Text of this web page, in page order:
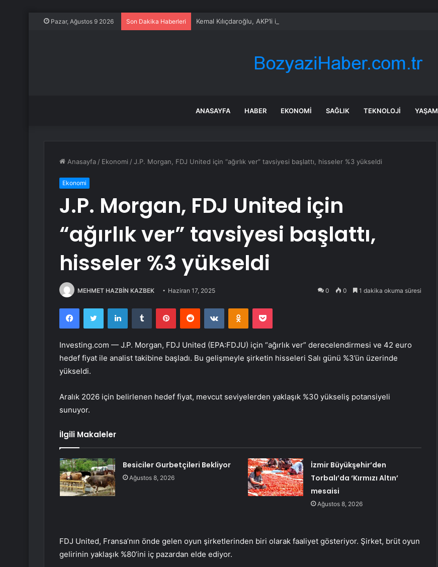
Pazar, Ağustos 9 2026 Son Dakika Haberleri Kemal Kılıçdaroğlu, AKP’li isimle birlikte nikah şahitliği yaptı
ANASAYFA HABER EKONOMI SAĞLIK TEKNOLOJI YAŞAM
Anasayfa / Ekonomi /J.P. Morgan, FDJ United için “ağırlık ver” tavsiyesi başlattı, hisseler %3 yükseldi
Ekonomi
J.P. Morgan, FDJ United için
“ağırlık ver” tavsiyesi başlattı,
hisseler %3 yükseldi
MEHMET HAZBİN KAZBEK Haziran 17, 2025 0 0 1 dakika okuma süresi
FacebookTwitter LinkedInTumblr PinterestReddit VKontakteOdnoklassniki
Pocket
Investing.com — J.P. Morgan, FDJ United (EPA:FDJU) için “ağırlık ver” derecelendirmesi ve 42 euro
hedef fiyat ile analist takibine başladı. Bu gelişmeyle şirketin hisseleri Salı günü %3’ün üzerinde
yükseldi.
Aralık 2026 için belirlenen hedef fiyat, mevcut seviyelerden yaklaşık %30 yükseliş potansiyeli
sunuyor.
İlgili Makaleler
Besiciler Gurbetçileri Bekliyor
Ağustos 8, 2026
İzmir Büyükşehir’den
Torbalı’da ‘Kırmızı Altın’
mesaisi
Ağustos 8, 2026
FDJ United, Fransa’nın önde gelen oyun şirketlerinden biri olarak faaliyet gösteriyor. Şirket, brüt oyun
gelirinin yaklaşık %80’ini iç pazardan elde ediyor.